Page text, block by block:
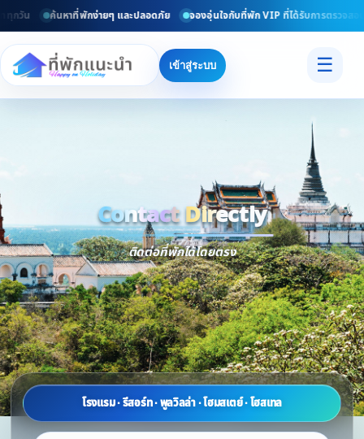
กวัน ค้นหาที่พักง่ายๆ และปลอดภัย จองอุ่นใจกับที่พัก VIP ที่ได้รับการตรวจสอบ
เข้าสู่ระบบ ☰
Contact Directly
Contact
ติดต่อที่พักได้โดยตรง
โรงแรม · รีสอร์ท · พูลวิลล่า · โฮมสเตย์ · โฮสเทล